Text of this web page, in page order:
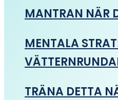
MANTRAN NÄR
MENTALA
TRÄNA DETTA